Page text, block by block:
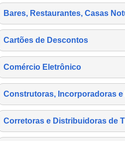
Bares, Restaurantes, Casas
Cartões de Descontos
Comércio Eletrônico
Construtoras, Incorporadoras e
Corretoras e Distribuidoras de